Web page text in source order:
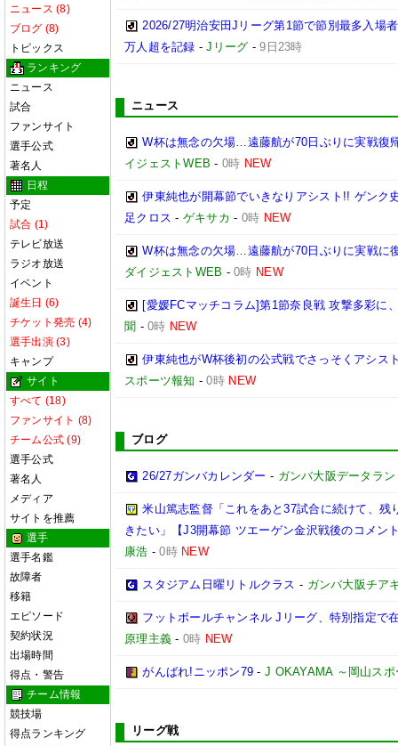
ニュース (8)
ブログ (8)
トピックス
ランキング
ニュース
試合
ファンサイト
選手公式
著名人
日程
予定
試合 (1)
テレビ放送
ラジオ放送
イベント
誕生日 (6)
チケット発売 (4)
選手出演 (3)
キャンプ
サイト
すべて (18)
ファンサイト (8)
チーム公式 (9)
選手公式
著名人
メディア
サイトを推薦
選手
選手名鑑
故障者
移籍
エピソード
契約状況
出場時間
得点・警告
チーム情報
競技場
得点ランキング
2026/27明治安田Jリーグ第1節で節別最多入場
万人超を記録 -Jリーグ -9日23時
ニュース
W杯は無念の欠場…遠藤航が70日ぶりに実戦復
イジェストWEB - 0時 NEW
伊東純也が開幕節でいきなりアシスト!! ゲンク
足クロス - ゲキサカ - 0時 NEW
W杯は無念の欠場…遠藤航が70日ぶりに実戦に
ダイジェストWEB -0時 NEW
[愛媛FCマッチコラム]第1節奈良戦 攻撃多彩に
聞 -0時 NEW
伊東純也がW杯後初の公式戦でさっそくアシス
スポーツ報知 -0時 NEW
ブログ
26/27ガンバカレンダー - ガンバ大阪データラ
米山篤志監督「これをあと37試合に続けて、
きたい」【J3開幕節 ツエーゲン金沢戦後のコメン
康浩 -0時 NEW
スタジアム日曜リトルクラス - ガンバ大阪チア
フットボールチャンネル Jリーグ、特別指定で
原理主義 - 0時 NEW
がんばれ!ニッポン79 -J OKAYAMA ～岡山ス
リーグ戦